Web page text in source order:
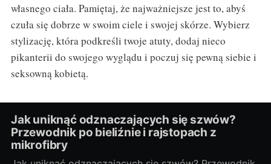
własnego ciała. Pamiętaj, że najważniejsze jest to, abyś
czuła się dobrze w swoim ciele i swojej skórze. Wybierz
stylizację, która podkreśli twoje atuty, dodaj nieco
pikanterii do swojego wyglądu i poczuj się pewną siebie i
seksowną kobietą.
Jak uniknąć odznaczających się szwów?
Przewodnik po bieliźnie i rajstopach z
mikrofibry